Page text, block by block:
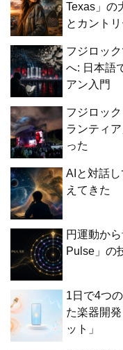
Texas」の
とカント
フジロッ
へ: 日本語
アン入門
フジロッ
ランティ
った
AIと対話
えてきた
円運動か
Pulse」の
1日で4つ
た楽器開
ット」